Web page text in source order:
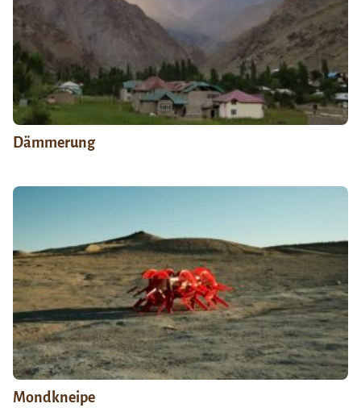
Dämmerung
Mondkneipe